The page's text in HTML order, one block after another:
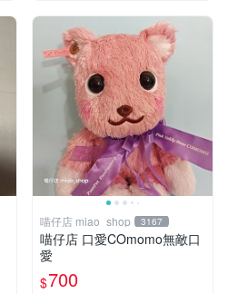
喵仔店 miao_shop 3167
喵仔店 口愛COmomo無敵口
愛
$700